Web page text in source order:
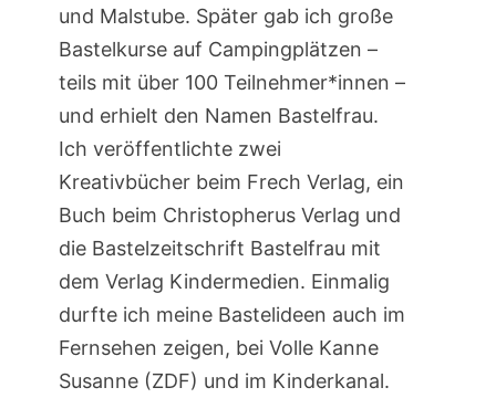
und Malstube. Später gab ich große
Bastelkurse auf Campingplätzen –
teils mit über 100 Teilnehmer*innen –
und erhielt den Namen Bastelfrau.
Ich veröffentlichte zwei
Kreativbücher beim Frech Verlag, ein
Buch beim Christopherus Verlag und
die Bastelzeitschrift Bastelfrau mit
dem Verlag Kindermedien. Einmalig
durfte ich meine Bastelideen auch im
Fernsehen zeigen, bei Volle Kanne
Susanne (ZDF) und im Kinderkanal.